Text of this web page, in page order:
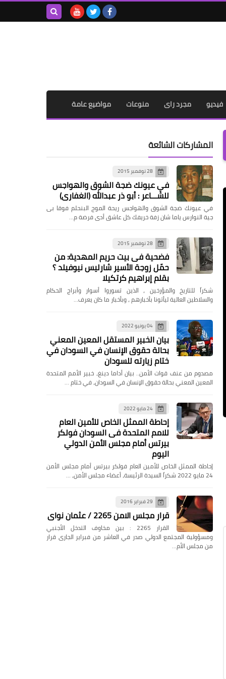
فيديو مجرد راى منوعات مواضيع عامة
المشاركات الشائعة
28 نوفمبر 2015
في عيونك ضجة الشوق والهواجس
للشـــاعر : أبو ذر عبدالله (الغفاري)
في عيونك ضجة الشوق والهواجس ريحة الموج البنحلم فوقا بى
جية النوارس ياما شان زفة خريفك كل عاشق أدى فرضة م…
28 نوفمبر 2015
فضحية فى بيت حريم المهدية: من
حمّل زوجة الأسير شارليس نيوفيلد ؟
بقلم إبراهيم كرتكيلا
شكراً للتاريخ والمؤرخين ، الذين تسوروا أسوار وأبراج الحكام
والسلاطين العالية ليأتونا بأخبارهم ، وبأخبار ما كان يعرف…
04 يونيو 2022
بيان الخبير المستقل المعين المعني
بحالة حقوق الإنسان في السودان في
ختام زيارته للسودان
مصدوم من عنف قوات الأمن.. بيان أداما دينغ، خبير الأمم المتحدة
المعين المعني بحالة حقوق الإنسان في السودان، في ختام …
24 مايو 2022
إحاطة الممثل الخاص للأمين العام
للامم المتحدة فى السودان فولكر
بيرتس أمام مجلس الأمن الدولي
اليوم
إحاطة الممثل الخاص للأمين العام فولكر بيرتس أمام مجلس الأمن
24 مايو 2022 شكراً السيدة الرئيسة، أعضاء مجلس الأمن، …
29 فبراير 2016
قرار مجلس الامن 2265 / عثمان نواى
القرار 2265 : بين مخاوف التدخل الأجنبي
ومسؤولية المجتمع الدولي صدر في العاشر من فبراير الجارى قرار
من مجلس الأم…